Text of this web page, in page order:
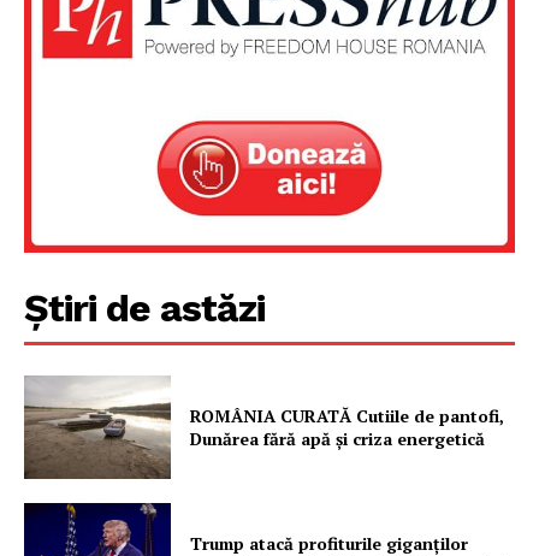
Un proiect
PRESShub
Proiecte editoriale
Contact
Știri de astăzi
ROMÂNIA CURATĂ Cutiile de pantofi,
Dunărea fără apă și criza energetică
Trump atacă profiturile giganților